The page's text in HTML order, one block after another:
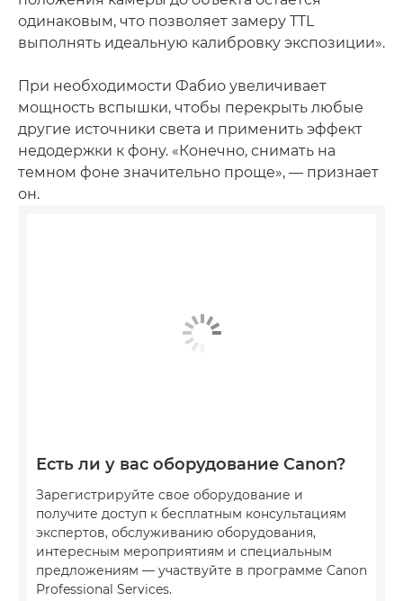
одинаковым, что позволяет замеру TTL
выполнять идеальную калибровку экспозиции».
При необходимости Фабио увеличивает
мощность вспышки, чтобы перекрыть любые
другие источники света и применить эффект
недодержки к фону. «Конечно, снимать на
темном фоне значительно проще», — признает
он.
Есть ли у вас оборудование Canon?
Зарегистрируйте свое оборудование и
получите доступ к бесплатным консультациям
экспертов, обслуживанию оборудования,
интересным мероприятиям и специальным
предложениям — участвуйте в программе Canon
Professional Services.